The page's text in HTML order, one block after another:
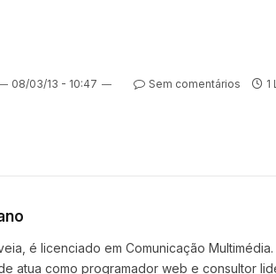
08/03/13 - 10:47 Sem comentários 1
é licenciado em Comunicação
atua como programador web e consultor